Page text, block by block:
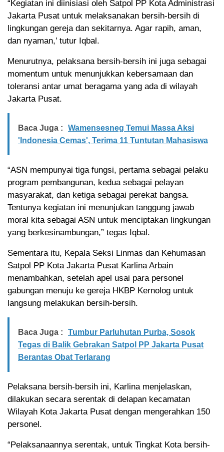
“Kegiatan ini diinisiasi oleh Satpol PP Kota Administrasi
Jakarta Pusat untuk melaksanakan bersih-bersih di
lingkungan gereja dan sekitarnya. Agar rapih, aman,
dan nyaman,’ tutur Iqbal.
Menurutnya, pelaksana bersih-bersih ini juga sebagai
momentum untuk menunjukkan kebersamaan dan
toleransi antar umat beragama yang ada di wilayah
Jakarta Pusat.
Baca Juga :
Wamensesneg Temui Massa Aksi
'Indonesia Cemas', Terima 11 Tuntutan Mahasiswa
“ASN mempunyai tiga fungsi, pertama sebagai pelaku
program pembangunan, kedua sebagai pelayan
masyarakat, dan ketiga sebagai perekat bangsa.
Tentunya kegiatan ini menunjukan tanggung jawab
moral kita sebagai ASN untuk menciptakan lingkungan
yang berkesinambungan,” tegas Iqbal.
Sementara itu, Kepala Seksi Linmas dan Kehumasan
Satpol PP Kota Jakarta Pusat Karlina Arbain
menambahkan, setelah apel usai para personel
gabungan menuju ke gereja HKBP Kernolog untuk
langsung melakukan bersih-bersih.
Baca Juga :
Tumbur Parluhutan Purba, Sosok
Tegas di Balik Gebrakan Satpol PP Jakarta Pusat
Berantas Obat Terlarang
Pelaksana bersih-bersih ini, Karlina menjelaskan,
dilakukan secara serentak di delapan kecamatan
Wilayah Kota Jakarta Pusat dengan mengerahkan 150
personel.
“Pelaksanaannya serentak, untuk Tingkat Kota bersih-